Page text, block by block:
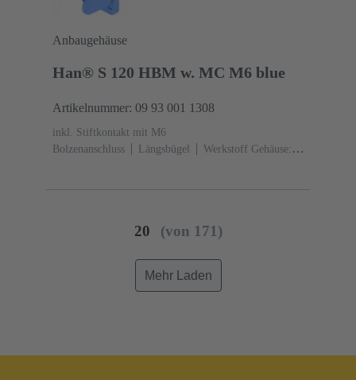
Anbaugehäuse
Han® S 120 HBM w. MC M6 blue
Artikelnummer: 09 93 001 1308
inkl. Stiftkontakt mit M6
Bolzenanschluss
Längsbügel
Werkstoff Gehäuse:
20 (von 171)
Mehr Laden